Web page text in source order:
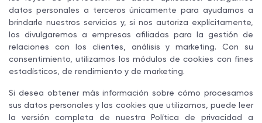
datos personales a terceros únicamente para ayudarnos a
brindarle nuestros servicios y, si nos autoriza explícitamente,
los divulgaremos a empresas afiliadas para la gestión de
relaciones con los clientes, análisis y marketing. Con su
consentimiento, utilizamos los módulos de cookies con fines
estadísticos, de rendimiento y de marketing.
Si desea obtener más información sobre cómo procesamos
sus datos personales y las cookies que utilizamos, puede leer
la versión completa de nuestra Política de privacidad a